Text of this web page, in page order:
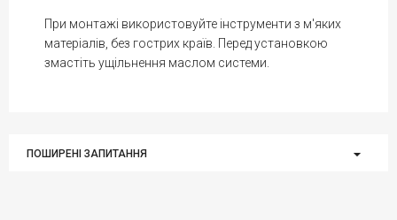
При монтажі використовуйте інструменти з м'яких
матеріалів, без гострих країв. Перед установкою
змастіть ущільнення маслом системи.
ПОШИРЕНІ ЗАПИТАННЯ